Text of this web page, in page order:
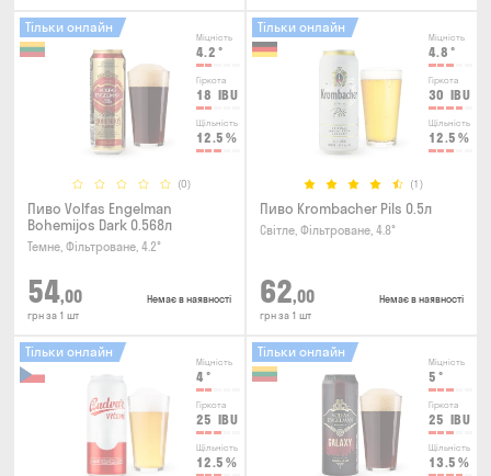
Міцність
4.2 °
Гіркота
18 IBU
Щільність
12.5 %
(0)
Тільки онлайн
Пиво Volfas Engelman
Bohemijos Dark 0.568л
Темне, Фільтроване, 4.2°
54,00
грн за 1 шт
Немає в наявності
Міцність
4.8 °
Гіркота
30 IBU
Щільність
12.5 %
(1)
Тільки онлайн
Пиво Krombacher Pils 0.5л
Світле, Фільтроване, 4.8°
62,00
грн за 1 шт
Немає в наявності
Міцність
4 °
Гіркота
25 IBU
Щільність
12.5 %
Тільки онлайн
Міцність
5 °
Гіркота
25 IBU
Щільність
13.5 %
Тільки онлайн